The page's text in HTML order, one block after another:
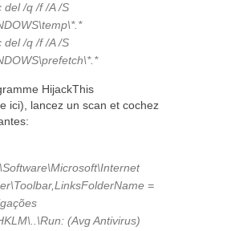
del /q /f /A /S
del /q /f /A /S
HijackThis
ici), lancez un scan et cochez
=
(Avg Antivirus)